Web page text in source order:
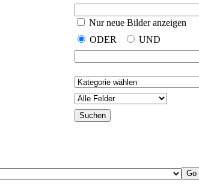
Nur neue Bilder anzeigen
ODER
UND